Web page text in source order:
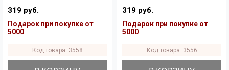
319 руб.
Подарок при покупке от
5000
Код товара: 3558
319 руб.
Подарок при покупке от
5000
Код товара: 3556